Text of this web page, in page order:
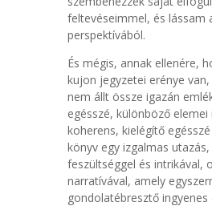
feltevéseimmel, és lássam
perspektívából.
És mégis, annak ellenére,
kujon jegyzetei erénye
nem állt össze igazán
egésszé, különböző
koherens, kielégítő
könyv egy izgalmas
feszültséggel és intrikával,
narratívával, amely
gondolatébresztő